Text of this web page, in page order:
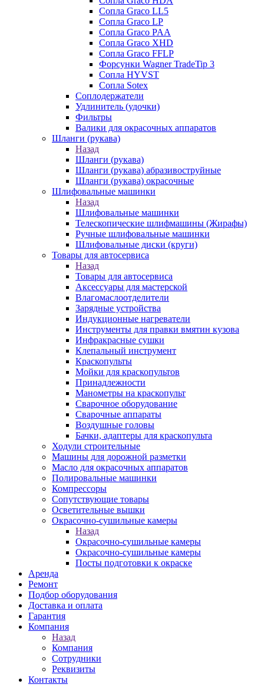
Сопла Graco LL5
Сопла Graco LP
Сопла Graco PAA
Сопла Graco XHD
Сопла Graco FFLP
Форсунки Wagner TradeTip 3
Сопла HYVST
Сопла Sotex
Соплодержатели
Удлинитель (удочки)
Фильтры
Валики для окрасочных аппаратов
Шланги (рукава)
Назад
Шланги (рукава)
Шланги (рукава) абразивоструйные
Шланги (рукава) окрасочные
Шлифовальные машинки
Назад
Шлифовальные машинки
Телескопические шлифмашины (Жирафы)
Ручные шлифовальные машинки
Шлифовальные диски (круги)
Товары для автосервиса
Назад
Товары для автосервиса
Аксессуары для мастерской
Влагомаслоотделители
Зарядные устройства
Индукционные нагреватели
Инструменты для правки вмятин кузова
Инфракрасные сушки
Клепальный инструмент
Краскопульты
Мойки для краскопультов
Принадлежности
Манометры на краскопульт
Сварочное оборудование
Сварочные аппараты
Воздушные головы
Бачки, адаптеры для краскопульта
Ходули строительные
Машины для дорожной разметки
Масло для окрасочных аппаратов
Полировальные машинки
Компрессоры
Сопутствующие товары
Осветительные вышки
Окрасочно-сушильные камеры
Назад
Окрасочно-сушильные камеры
Окрасочно-сушильные камеры
Посты подготовки к окраске
Аренда
Ремонт
Подбор оборудования
Доставка и оплата
Гарантия
Компания
Назад
Компания
Сотрудники
Реквизиты
Контакты